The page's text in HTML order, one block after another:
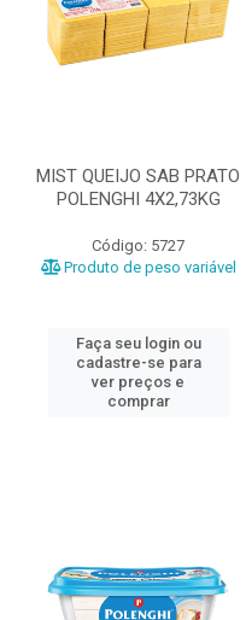
MIST QUEIJO SAB PRATO
POLENGHI 4X2,73KG
Código: 5727
Produto de peso variável
Faça seu login ou
cadastre-se para
ver preços e
comprar